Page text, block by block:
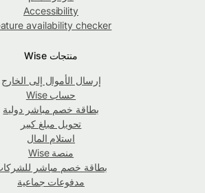
Accessibility
Feature availability checker
منتجات Wise
إرسال الأموال إلى الخارج
حساب Wise
بطاقة خصم مباشر دولية
تحويل مبلغ كبير
استلام المال
منصة Wise
بطاقة خصم مباشر للشركات
مدفوعات جماعية